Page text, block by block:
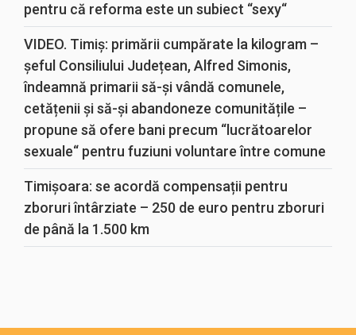
pentru că reforma este un subiect “sexy“
VIDEO. Timiș: primării cumpărate la kilogram –
șeful Consiliului Județean, Alfred Simonis,
îndeamnă primarii să-și vândă comunele,
cetățenii și să-și abandoneze comunitățile –
propune să ofere bani precum “lucrătoarelor
sexuale“ pentru fuziuni voluntare între comune
Timișoara: se acordă compensații pentru
zboruri întârziate – 250 de euro pentru zboruri
de până la 1.500 km